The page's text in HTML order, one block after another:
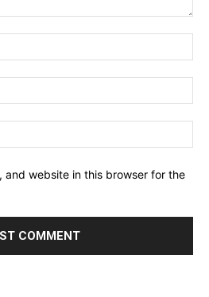
and website in this browser for the